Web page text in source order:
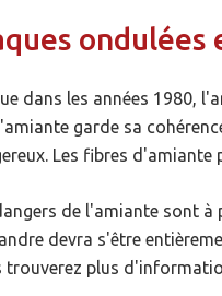
dans les années 1980,
garde sa
Les fibres d'amiante
de l'amiante sont
devra s'être
trouverez plus